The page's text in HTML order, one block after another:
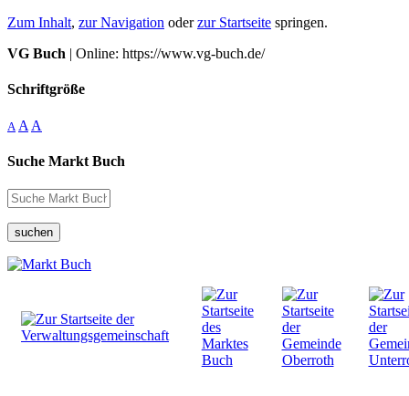
Zum Inhalt, zur Navigation oderzur Startseite springen.
VG Buch | Online: https://www.vg-buch.de/
Schriftgröße
A A A
Suche Markt Buch
suchen